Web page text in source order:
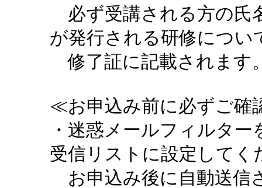
必ず受講される方の氏
が発行される研修につい
修了証に記載されます
≪お申込み前に必ずご確
・迷惑メールフィルタ
受信リストに設定してく
お申込み後に自動送信